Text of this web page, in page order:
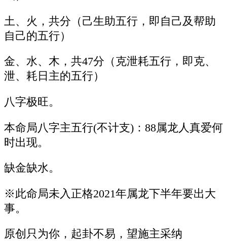
土、火，共分（己生助五行，即自己及帮助
自己的五行）
金、水、木，共47分（克泄耗五行，即克、
泄、耗日主的五行）
八字极旺。
本命局八字主五行(不计支)：88属龙人真爱何
时出现。
缺金缺水。
※此命局未入正格2021年属龙下半年要出大
事。
原创只为你，起卦不易，望施主采纳